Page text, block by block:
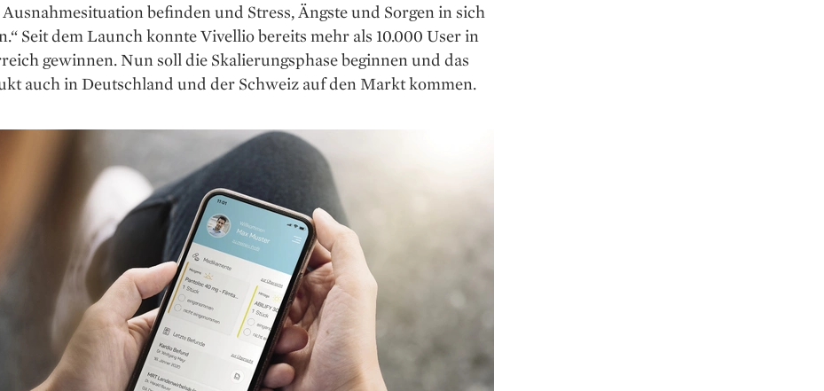
befinden und Stress, Ängste und Sorgen in sich
Seit dem Launch konnte Vivellio bereits mehr als 10.000 User in
gewinnen. Nun soll die Skalierungs­phase beginnen und das
auch in Deutschland und der Schweiz auf den Markt kommen.